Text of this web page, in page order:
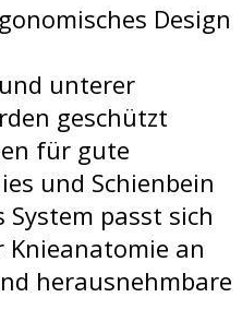
Design
unterer
geschützt
für gute
und Schienbein
System passt sich
Knieanatomie an
herausnehmbare